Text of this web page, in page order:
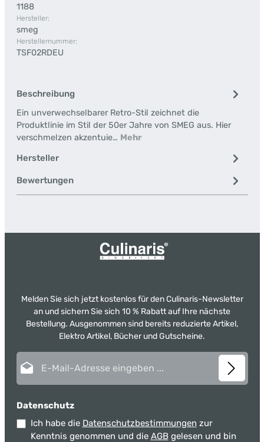
1188
Hersteller:
smeg
Herstellernummer:
TSF02RDEU
Beschreibung
Ein unverwechselbarer Retro-Stil zeichnet die
Produktlinie im Stil der 50er Jahre von SMEG aus. Hier
verschmelzen akzentuie… Mehr
Hersteller
Bewertungen
Melden Sie sich jetzt kostenlos für den Culinaris-Newsletter
an und sichern Sie sich 10 % Rabatt auf Ihre nächste
Bestellung. Ausgenommen sind bereits reduzierte Artikel,
Elektro Artikel, Bücher und Gutscheine.
Datenschutz
Ich habe die Datenschutzbestimmungen zur
Kenntnis genommen und die AGB gelesen und bin